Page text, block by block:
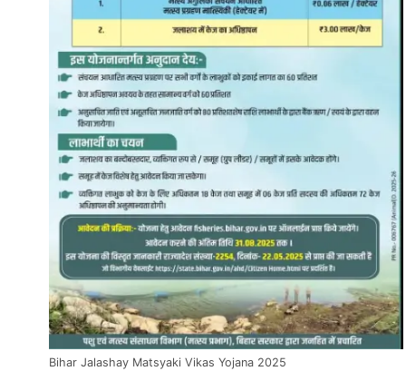
Bihar Jalashay Matsyaki Vikas Yojana 2025